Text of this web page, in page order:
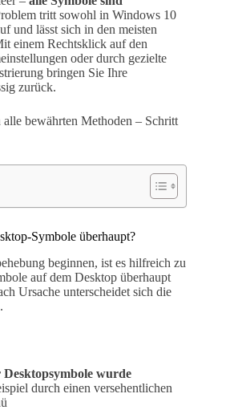
tritt sowohl in Windows 10
und lässt sich in den meisten
einem Rechtsklick auf den
oder durch gezielte
bringen Sie Ihre
zurück.
bewährten Methoden – Schritt
Symbole überhaupt?
beginnen, ist es hilfreich zu
auf dem Desktop überhaupt
Ursache unterscheidet sich die
wurde
durch einen versehentlichen